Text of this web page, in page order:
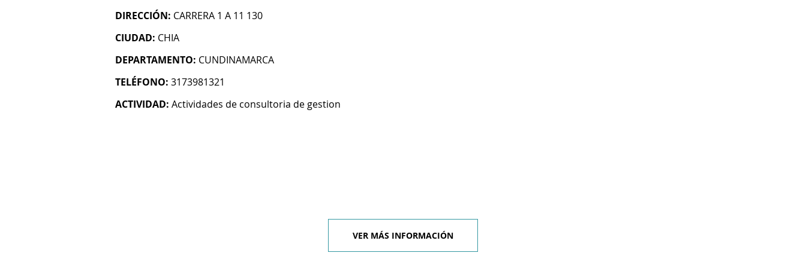
DIRECCIÓN: CARRERA 1 A 11 130
CIUDAD: CHIA
DEPARTAMENTO: CUNDINAMARCA
TELÉFONO: 3173981321
ACTIVIDAD: Actividades de consultoria de gestion
VER MÁS INFORMACIÓN